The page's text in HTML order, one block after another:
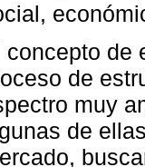
concepto de
de
muy
de